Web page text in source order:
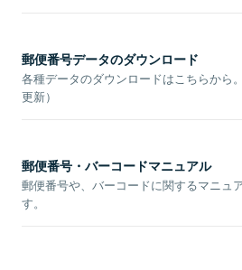
郵便番号データのダウンロード
各種データのダウンロードはこちらから
更新）
郵便番号・バーコードマニュアル
郵便番号や、バーコードに関するマニュ
す。